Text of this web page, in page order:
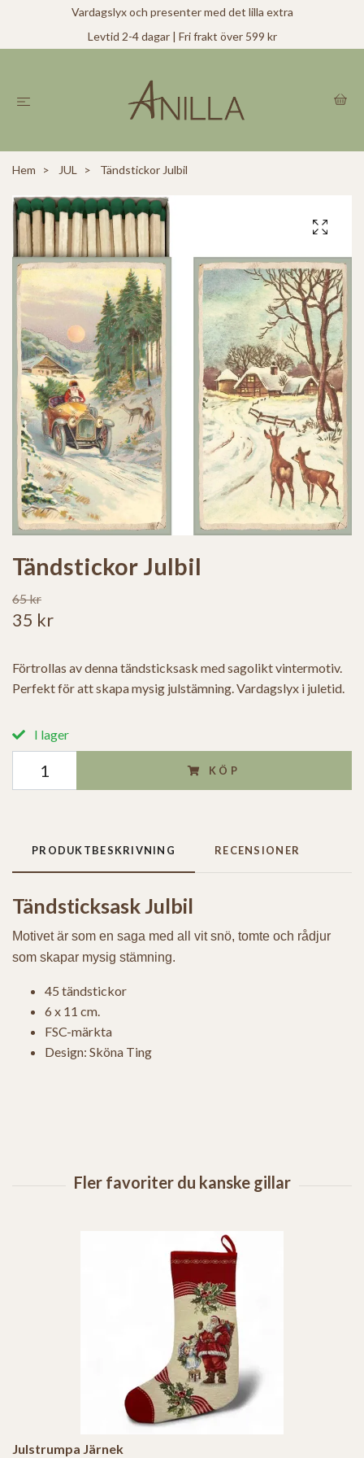
Vardagslyx och presenter med det lilla extra
Levtid 2-4 dagar | Fri frakt över 599 kr
Hem JUL Tändstickor Julbil
Tändstickor Julbil
65 kr
35 kr
Förtrollas av denna tändsticksask med sagolikt vintermotiv.
Perfekt för att skapa mysig julstämning. Vardagslyx i juletid.
I lager
KÖP
PRODUKTBESKRIVNING RECENSIONER
Tändsticksask Julbil
Motivet är som en saga med all vit snö, tomte och rådjur
som skapar mysig stämning.
45 tändstickor
6 x 11 cm.
FSC-märkta
Design: Sköna Ting
Julstrumpa Järnek